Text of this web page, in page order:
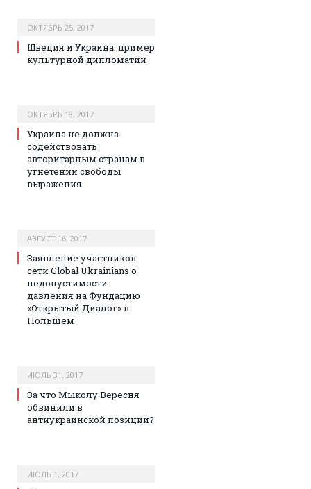
ОКТЯБРЬ 25, 2017
Швеция и Украина: пример
культурной дипломатии
ОКТЯБРЬ 18, 2017
Украина не должна
содействовать
авторитарным странам в
угнетении свободы
выражения
АВГУСТ 16, 2017
Заявление участников
сети Global Ukrainians о
недопустимости
давления на Фундацию
«Открытый Диалог» в
Польшем
ИЮЛЬ 31, 2017
За что Мыколу Вересня
обвинили в
антиукраинской позиции?
ИЮЛЬ 1, 2017